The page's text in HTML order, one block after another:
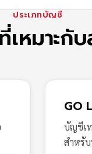
ประเภทบัญชี
หมาะกั
GO
บัญชีเ
สำหรั